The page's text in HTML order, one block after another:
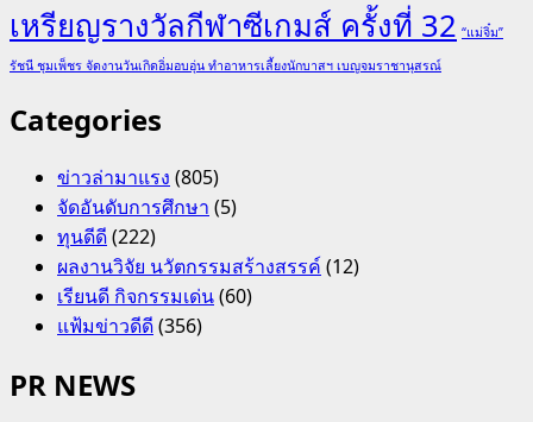
เหรียญรางวัลกีฬาซีเกมส์ ครั้งที่ 32 “แม่จิ๋ม”
รัชนี ชุมเพ็ชร จัดงานวันเกิดอิ่มอบอุ่น ทำอาหารเลี้ยงนักบาสฯ เบญจมราชานุสรณ์
Categories
ข่าวล่ามาแรง (805)
จัดอันดับการศึกษา (5)
ทุนดีดี(222)
ผลงานวิจัย นวัตกรรมสร้างสรรค์(12)
เรียนดี กิจกรรมเด่น(60)
แฟ้มข่าวดีดี(356)
PR NEWS